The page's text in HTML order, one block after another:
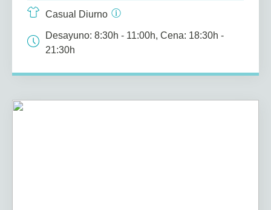
Casual Diurno
Desayuno: 8:30h - 11:00h, Cena: 18:30h -
21:30h